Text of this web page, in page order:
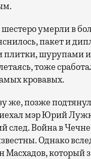
умерли в
пакет и
шурупами
тоже
кровавых.
же, позже
мэр Юрий
след. Война в
Однако
который